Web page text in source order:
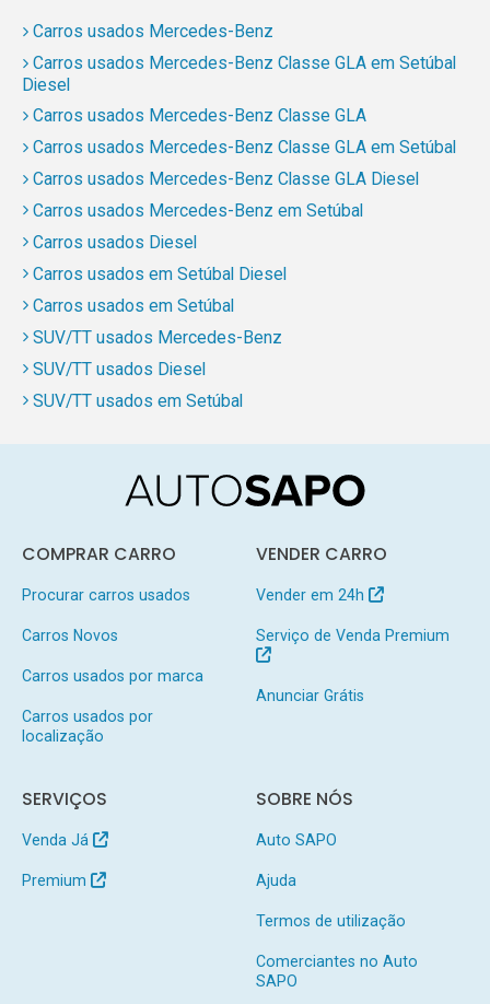
Carros usados Mercedes-Benz
Carros usados Mercedes-Benz Classe GLA em Setúbal
Diesel
Carros usados Mercedes-Benz Classe GLA
Carros usados Mercedes-Benz Classe GLA em Setúbal
Carros usados Mercedes-Benz Classe GLA Diesel
Carros usados Mercedes-Benz em Setúbal
Carros usados Diesel
Carros usados em Setúbal Diesel
Carros usados em Setúbal
SUV/TT usados Mercedes-Benz
SUV/TT usados Diesel
SUV/TT usados em Setúbal
COMPRAR CARRO
Procurar carros usados
Carros Novos
Carros usados por marca
Carros usados por
localização
VENDER CARRO
Vender em 24h
Serviço de Venda Premium
Anunciar Grátis
SERVIÇOS
Venda Já
Premium
SOBRE NÓS
Auto SAPO
Ajuda
Termos de utilização
Comerciantes no Auto
SAPO